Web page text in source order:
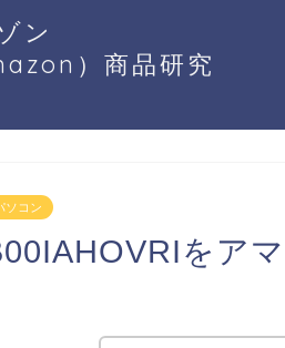
ン
）商品研究
ソコン
をア